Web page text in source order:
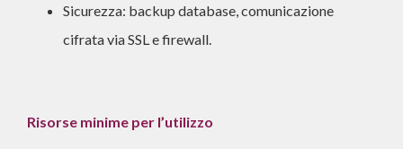
Sicurezza: backup database, comunicazione
cifrata via SSL e firewall.
Risorse minime per l’utilizzo